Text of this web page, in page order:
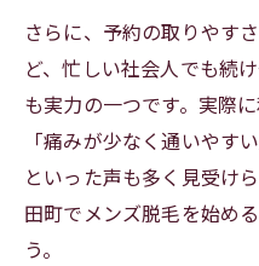
脱毛しながら
都度払いで始める
都度払いメンズ
無理なく続ける
さらに、予約の取りやす
ど、忙しい社会人でも続
も実力の一つです。実際
「痛みが少なく通いやす
といった声も多く見受け
田町でメンズ脱毛を始め
う。